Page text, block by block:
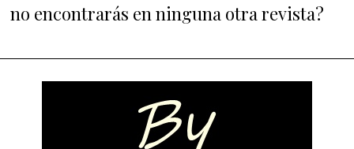
no encontrarás en ninguna otra revista?